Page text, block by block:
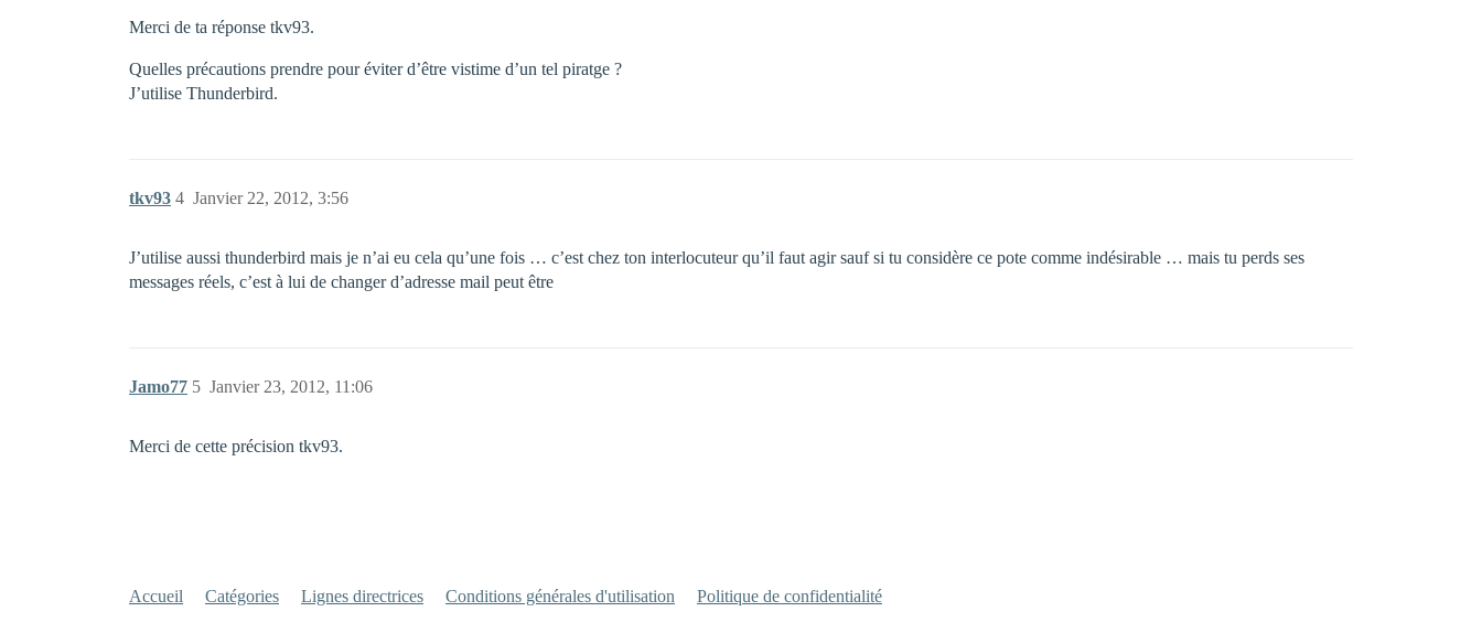
Merci de ta réponse tkv93.
Quelles précautions prendre pour éviter d’être vistime d’un tel piratge ?
J’utilise Thunderbird.
tkv93 Janvier 22, 2012, 3:56
4
J’utilise aussi thunderbird mais je n’ai eu cela qu’une fois … c’est chez ton interlocuteur qu’il faut agir sauf si tu considère ce pote comme indésirable … mais tu perds ses
messages réels, c’est à lui de changer d’adresse mail peut être
Jamo77 Janvier 23, 2012, 11:06
5
Merci de cette précision tkv93.
Accueil Catégories Lignes directrices Conditions générales d'utilisation Politique de confidentialité